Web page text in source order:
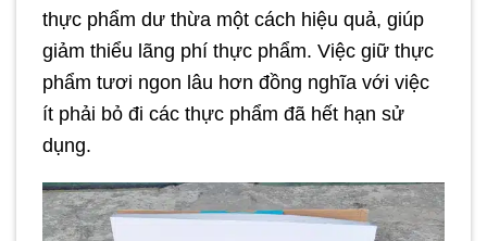
thực phẩm dư thừa một cách hiệu quả, giúp
giảm thiểu lãng phí thực phẩm. Việc giữ thực
phẩm tươi ngon lâu hơn đồng nghĩa với việc
ít phải bỏ đi các thực phẩm đã hết hạn sử
dụng.